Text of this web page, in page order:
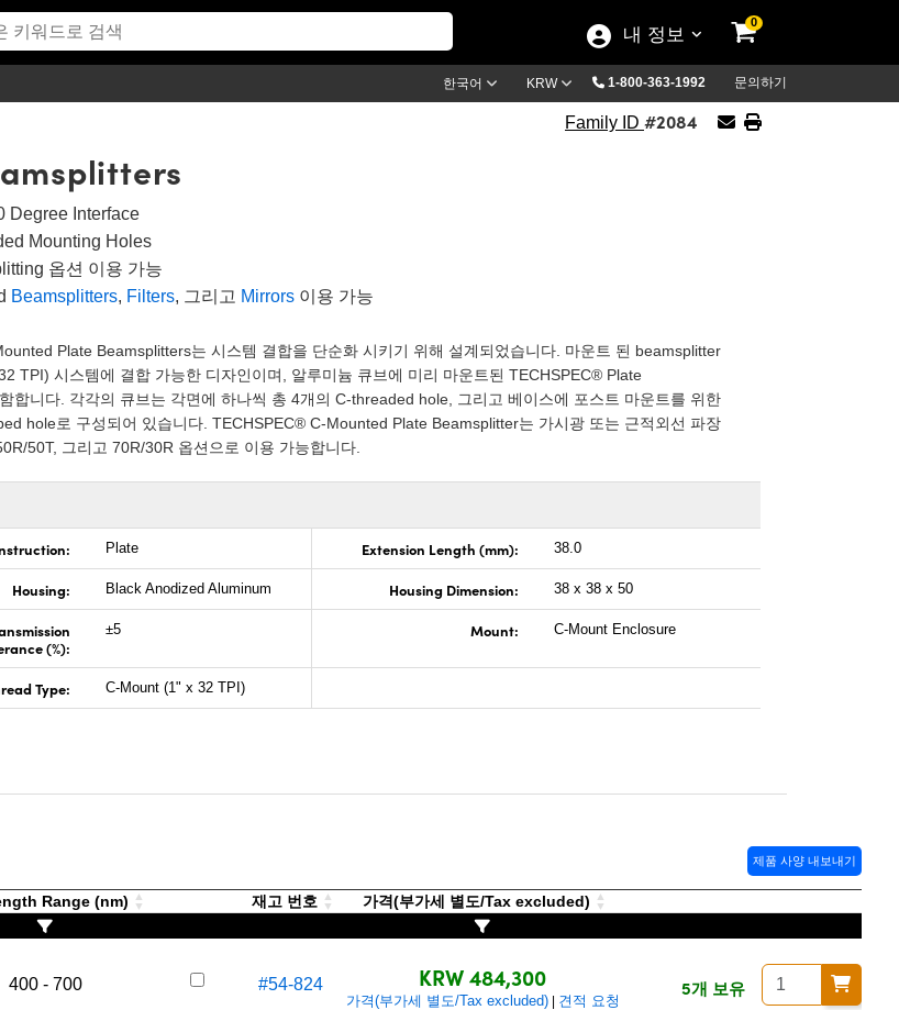
내 정보
0
한국어 KRW 1-800-363-1992 문의하기
Family ID #2084
Degree Interface
Mounting Holes
옵션 이용 가능
Beamsplitters, Filters, 그리고 Mirrors 이용 가능
Plate Beamsplitters는 시스템 결합을 단순화 시키기 위해 설계되었습니다. 마운트 된 beamsplitter
TPI) 시스템에 결합 가능한 디자인이며, 알루미늄 큐브에 미리 마운트된 TECHSPEC® Plate
합니다. 각각의 큐브는 각면에 하나씩 총 4개의 C-threaded hole, 그리고 베이스에 포스트 마운트를 위한
hole로 구성되어 있습니다. TECHSPEC® C-Mounted Plate Beamsplitter는 가시광 또는 근적외선 파장
50T, 그리고 70R/30R 옵션으로 이용 가능합니다.
Plate Extension Length (mm): 38.0
Housing: Black Anodized Aluminum Housing Dimension: 38 x 38 x 50
(%):
±5 Mount: C-Mount Enclosure
Type: C-Mount (1" x 32 TPI)
제품 사양 내보내기
Range (nm) 재고 번호 가격(부가세 별도/Tax excluded)
400 - 700 #54-824 KRW 484,300
가격(부가세 별도/Tax excluded)| 견적 요청
5개 보유